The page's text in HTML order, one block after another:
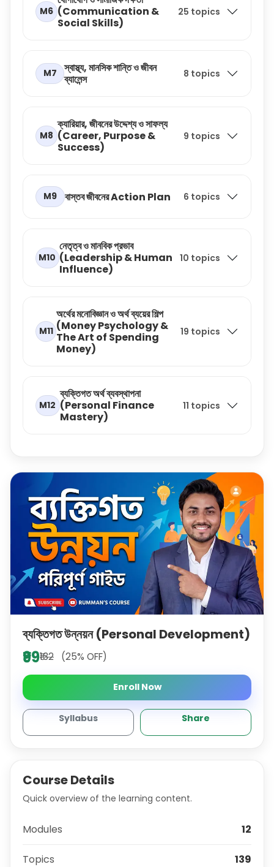
M6 (Communication &
Social Skills)
25 topics
M7
স্বাস্থ্য, মানসিক শান্তি ও জীবন
ব্যালেন্স
8 topics
M8
ক্যারিয়ার, জীবনের উদ্দেশ্য ও সাফল্য
(Career, Purpose &
Success)
9 topics
M9 বাস্তব জীবনের Action Plan 6 topics
M10
নেতৃত্ব ও মানবিক প্রভাব
(Leadership & Human
Influence)
10 topics
M11
অর্থের মনোবিজ্ঞান ও অর্থ ব্যয়ের শিল্প
(Money Psychology &
The Art of Spending
Money)
19 topics
M12
ব্যক্তিগত অর্থ ব্যবস্থাপনা
(Personal Finance
Mastery)
11 topics
ব্যক্তিগত উন্নয়ন (Personal Development)
₹99₹132 (25% OFF)
Enroll Now
Syllabus Share
Course Details
Quick overview of the learning content.
Modules 12
Topics 139